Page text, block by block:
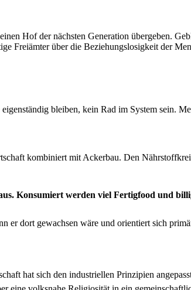
Hof der näch­sten Gen­er­a­tion übergeben.
Freiämter über die Beziehungslosigkeit der
bleiben, kein Rad im Sys­tem sein.
kom­biniert mit Acker­bau. Den
Kon­sum­iert wer­den viel Fer­tig­food und
dort gewach­sen wäre und ori­en­tiert sich
hat sich den indus­triellen Prinzip­i­en